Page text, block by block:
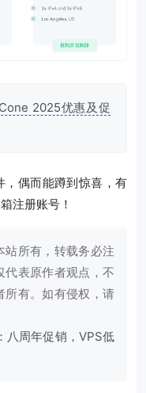
2025优惠及促
，偶而能蹲到惊喜，有
注册账号！
站所有，转载务必注
代表原作者观点，不
所有。如有侵权，请
八周年促销，VPS低